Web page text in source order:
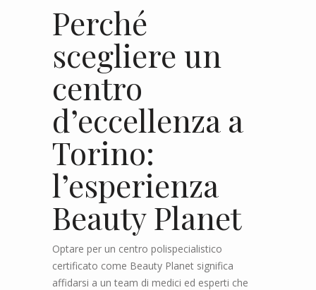
Perché
scegliere un
centro
d’eccellenza a
Torino:
l’esperienza
Beauty Planet
Optare per un centro polispecialistico
certificato come Beauty Planet significa
affidarsi a un team di medici ed esperti che